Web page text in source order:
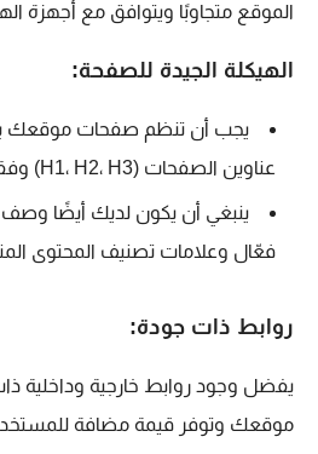
الموقع متجاوبًا ويتوافق مع أجهزة
الهيكلة الجيدة للصفحة:
يجب أن تنظم صفحات موقعك
عناوين الصفحات (H1، H2، H3) وفقا للتسلسل المنطقي.
فعّال وعلامات تصنيف المحتوى
روابط ذات جودة:
يفضل وجود روابط خارجية وداخلية
موقعك وتوفر قيمة مضافة